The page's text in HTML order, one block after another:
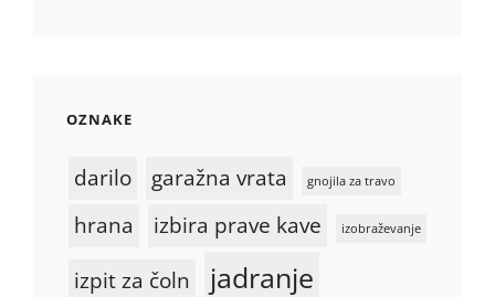
OZNAKE
darilo garažna vrata gnojila za travo
hrana izbira prave kave izobraževanje
izpit za čoln jadranje